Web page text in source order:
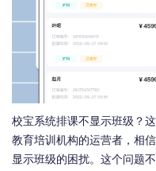
校宝系统排课不显示班级？
教育培训机构的运营者，相
显示班级的困扰。这个问题